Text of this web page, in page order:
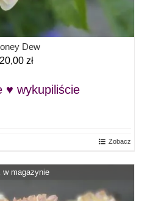
Dew
20,00 zł
♥ wykupiliście
Zobacz
w magazynie